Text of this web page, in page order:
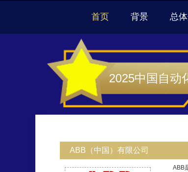
首页 背景 总
2025中国自动
ABB（中国）有限公司
ABB